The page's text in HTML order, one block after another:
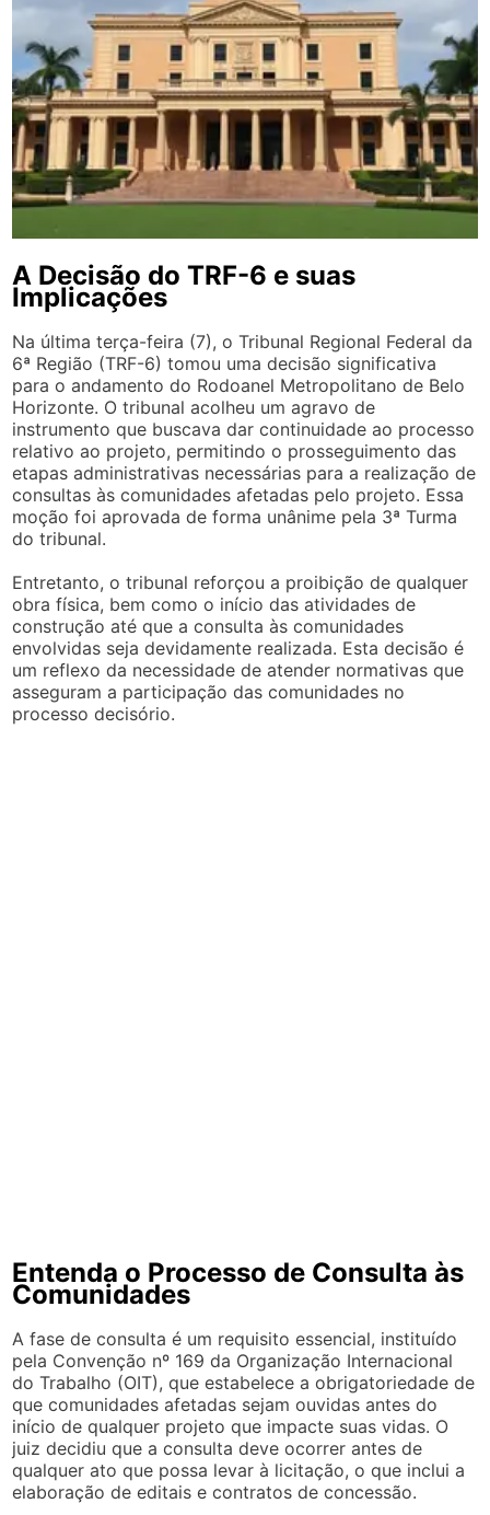
A Decisão do TRF-6 e suas
Implicações
Na última terça-feira (7), o Tribunal Regional Federal da
6ª Região (TRF-6) tomou uma decisão significativa
para o andamento do Rodoanel Metropolitano de Belo
Horizonte. O tribunal acolheu um agravo de
instrumento que buscava dar continuidade ao processo
relativo ao projeto, permitindo o prosseguimento das
etapas administrativas necessárias para a realização de
consultas às comunidades afetadas pelo projeto. Essa
moção foi aprovada de forma unânime pela 3ª Turma
do tribunal.
Entretanto, o tribunal reforçou a proibição de qualquer
obra física, bem como o início das atividades de
construção até que a consulta às comunidades
envolvidas seja devidamente realizada. Esta decisão é
um reflexo da necessidade de atender normativas que
asseguram a participação das comunidades no
processo decisório.
Entenda o Processo de Consulta às
Comunidades
A fase de consulta é um requisito essencial, instituído
pela Convenção nº 169 da Organização Internacional
do Trabalho (OIT), que estabelece a obrigatoriedade de
que comunidades afetadas sejam ouvidas antes do
início de qualquer projeto que impacte suas vidas. O
juiz decidiu que a consulta deve ocorrer antes de
qualquer ato que possa levar à licitação, o que inclui a
elaboração de editais e contratos de concessão.